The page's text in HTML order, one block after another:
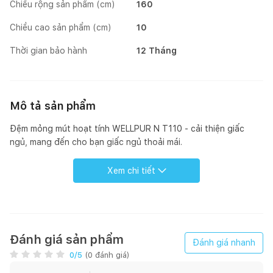
Chiều rộng sản phẩm (cm) 160
Chiều cao sản phẩm (cm) 10
Thời gian bảo hành 12 Tháng
Mô tả sản phẩm
Đệm mỏng mút hoạt tính WELLPUR N T110 - cải thiện giấc
ngủ, mang đến cho bạn giấc ngủ thoải mái.
Xem chi tiết
Đánh giá sản phẩm
0/5 (0 đánh giá)
Đánh giá nhanh